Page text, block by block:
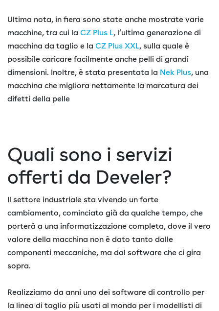
Ultima nota, in fiera sono state anche mostrate varie
macchine, tra cui la CZ Plus L, l’ultima generazione di
macchina da taglio e la CZ Plus XXL, sulla quale è
possibile caricare facilmente anche pelli di grandi
dimensioni. Inoltre, è stata presentata la Nek Plus, una
macchina che migliora nettamente la marcatura dei
difetti della pelle
Quali sono i servizi
offerti da Develer?
Il settore industriale sta vivendo un forte
cambiamento, cominciato già da qualche tempo, che
porterà a una informatizzazione completa, dove il vero
valore della macchina non è dato tanto dalle
componenti meccaniche, ma dal software che ci gira
sopra.
Realizziamo da anni uno dei software di controllo per
la linea di taglio più usati al mondo per i modellisti di